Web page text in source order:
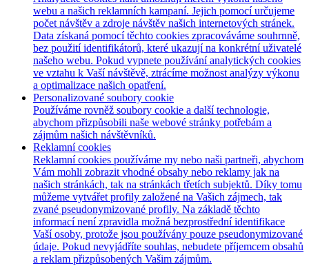
webu a našich reklamních kampaní. Jejich pomocí určujeme
počet návštěv a zdroje návštěv našich internetových stránek.
Data získaná pomocí těchto cookies zpracováváme souhrnně,
bez použití identifikátorů, které ukazují na konkrétní uživatelé
našeho webu. Pokud vypnete používání analytických cookies
ve vztahu k Vaší návštěvě, ztrácíme možnost analýzy výkonu
a optimalizace našich opatření.
Personalizované soubory cookie
Používáme rovněž soubory cookie a další technologie,
abychom přizpůsobili naše webové stránky potřebám a
zájmům našich návštěvníků.
Reklamní cookies
Reklamní cookies používáme my nebo naši partneři, abychom
Vám mohli zobrazit vhodné obsahy nebo reklamy jak na
našich stránkách, tak na stránkách třetích subjektů. Díky tomu
můžeme vytvářet profily založené na Vašich zájmech, tak
zvané pseudonymizované profily. Na základě těchto
informací není zpravidla možná bezprostřední identifikace
Vaší osoby, protože jsou používány pouze pseudonymizované
údaje. Pokud nevyjádříte souhlas, nebudete příjemcem obsahů
a reklam přizpůsobených Vašim zájmům.